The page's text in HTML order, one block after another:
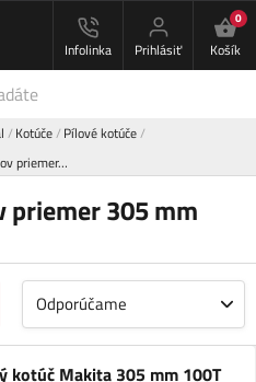
Infolinka Prihlásiť
0
Košík
Kotúče Pílové kotúče
priemer…
priemer 305 mm
Odporúčame
kotúč Makita 305 mm 100T